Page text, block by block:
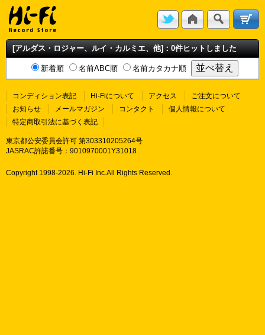
[アルダス・ロジャー、ルイ・カルミエ、他]：0件ヒットしました
新着順 名前ABC順 名前カタカナ順
コンディション表記 Hi-Fiについて アクセス
ご注文について
お知らせ
メールマガジン コンタクト
個人情報について
特定商取引法に基づく表記
東京都公安委員会許可 第303310205264号
JASRAC許諾番号：9010970001Y31018
Copyright 1998-2026. Hi-Fi Inc.All Rights Reserved.